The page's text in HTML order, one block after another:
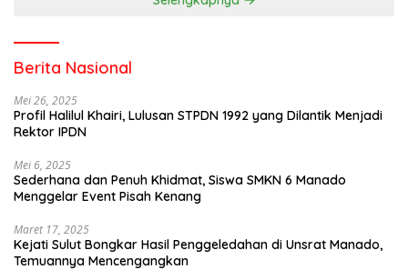
Berita Nasional
Mei 26, 2025
Profil Halilul Khairi, Lulusan STPDN 1992 yang Dilantik Menjadi
Rektor IPDN
Mei 6, 2025
Sederhana dan Penuh Khidmat, Siswa SMKN 6 Manado
Menggelar Event Pisah Kenang
Maret 17, 2025
Kejati Sulut Bongkar Hasil Penggeledahan di Unsrat Manado,
Temuannya Mencengangkan